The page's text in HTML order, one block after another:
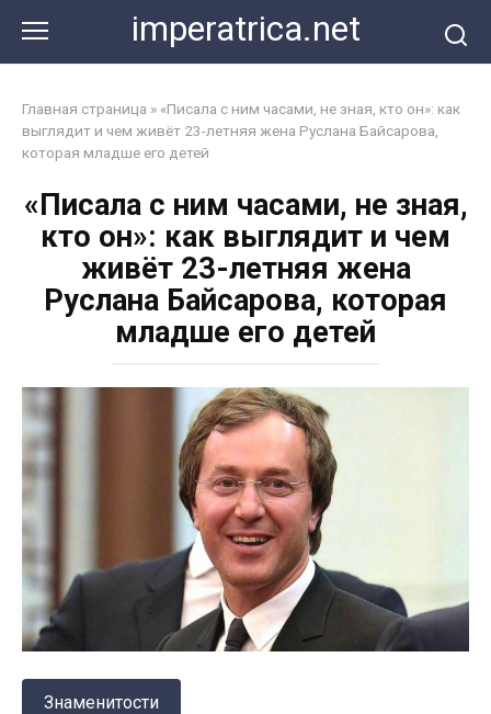
контенту
imperatrica.net
Главная страница » «Писала с ним часами, не зная, кто он»: как
выглядит и чем живёт 23-летняя жена Руслана Байсарова,
которая младше его детей
«Писала с ним часами, не зная,
кто он»: как выглядит и чем
живёт 23-летняя жена
Руслана Байсарова, которая
младше его детей
Знаменитости